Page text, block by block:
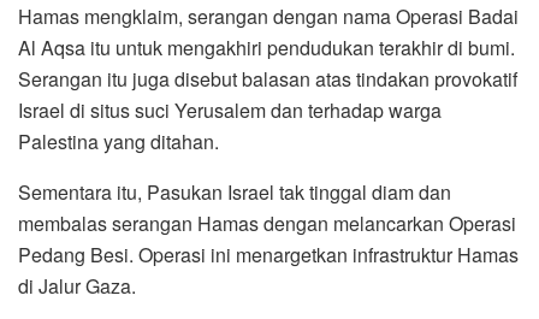
Hamas mengklaim, serangan dengan nama Operasi Badai
Al Aqsa itu untuk mengakhiri pendudukan terakhir di bumi.
Serangan itu juga disebut balasan atas tindakan provokatif
Israel di situs suci Yerusalem dan terhadap warga
Palestina yang ditahan.
Sementara itu, Pasukan Israel tak tinggal diam dan
membalas serangan Hamas dengan melancarkan Operasi
Pedang Besi. Operasi ini menargetkan infrastruktur Hamas
di Jalur Gaza.